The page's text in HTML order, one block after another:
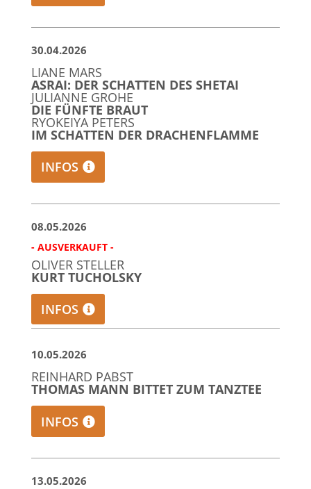
30.04.2026
LIANE MARS
ASRAI: DER SCHATTEN DES SHETAI
JULIANNE GROHE
DIE FÜNFTE BRAUT
RYOKEIYA PETERS
IM SCHATTEN DER DRACHENFLAMME
INFOS
08.05.2026
- AUSVERKAUFT -
OLIVER STELLER
KURT TUCHOLSKY
INFOS
10.05.2026
REINHARD PABST
THOMAS MANN BITTET ZUM TANZTEE
INFOS
13.05.2026